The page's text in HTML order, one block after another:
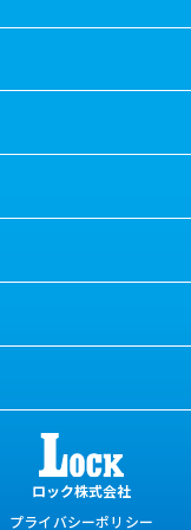
ロック株式会社
プライバシーポリシー